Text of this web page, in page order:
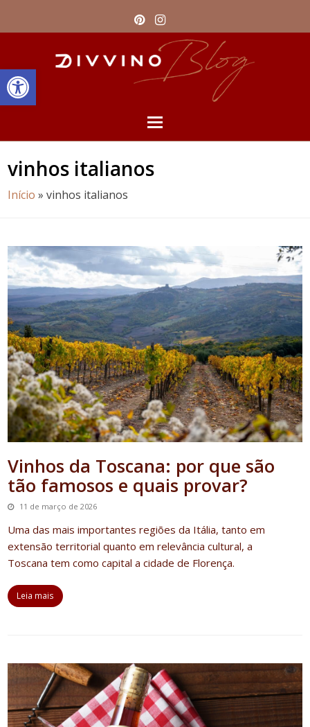
Barra de Ferramentas Aberta
Pinterest
Instagram
Mobile
vinhos italianos
Início »vinhos italianos
Vinhos da Toscana: por que são
tão famosos e quais provar?
11 de março de 2026
Uma das mais importantes regiões da Itália, tanto em
extensão territorial quanto em relevância cultural, a
Toscana tem como capital a cidade de Florença.
Leia mais